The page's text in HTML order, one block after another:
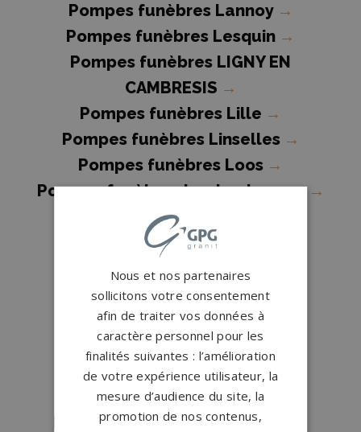
Pompes funèbres Lannoy →
Pompes funèbres Lesquin →
Pompes funèbres LIGNY EN
CAMBRESIS →
Pompes funèbres Lille →
Pompes funèbres Linselles →
Pompes funèbres Loos →
Pompes funèbres Lys-lez-Lannoy →
Pompes funèbres Marcq-en-
Baroeul→
Pompes funèbres Marly
Pompes funèbres Maubeuge
Pompes funèbres MOUVAUX
Pompes funèbres Neuville-en-
Ferrain →
Pompes funèbres Ostricourt
Pompes funèbres Pérenchies
Nous et nos partenaires
sollicitons votre consentement
afin de traiter vos données à
caractère personnel pour les
finalités suivantes : l’amélioration
de votre expérience utilisateur, la
mesure d’audience du site, la
promotion de nos contenus,